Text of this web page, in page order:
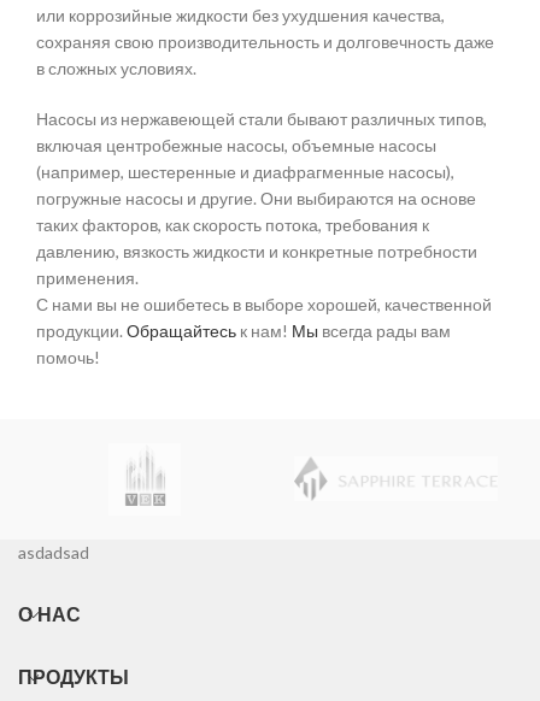
или коррозийные жидкости без ухудшения качества,
сохраняя свою производительность и долговечность даже
в сложных условиях.
Насосы из нержавеющей стали бывают различных типов,
включая центробежные насосы, объемные насосы
(например, шестеренные и диафрагменные насосы),
погружные насосы и другие. Они выбираются на основе
таких факторов, как скорость потока, требования к
давлению, вязкость жидкости и конкретные потребности
применения.
С нами вы не ошибетесь в выборе хорошей, качественной
продукции. Обращайтесь к нам! Мы всегда рады вам
помочь!
asdadsad
О НАС
ПРОДУКТЫ